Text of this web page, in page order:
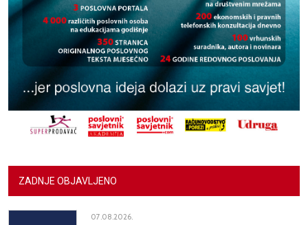
ZADNJE OBJAVLJENO
07.08.2026.